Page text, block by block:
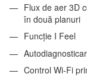
Flux de aer 3D
în două planuri
Funcție I Feel
Control Wi-Fi